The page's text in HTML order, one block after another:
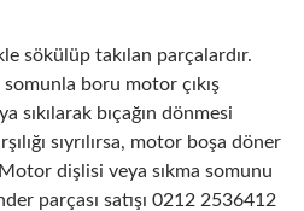
sökülüp takılan parçalardır.
boru motor çıkış
sıkılarak bıçağın dönmesi
sıyrılırsa, motor boşa döner
dişlisi veya sıkma somunu
parçası satışı 0212 2536412